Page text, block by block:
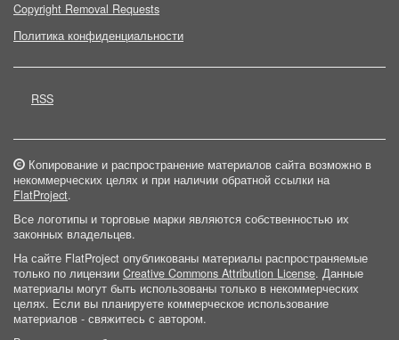
Copyright Removal Requests
Политика конфиденциальности
RSS
Копирование и распространение материалов сайта возможно в
некоммерческих целях и при наличии обратной ссылки на
FlatProject.
Все логотипы и торговые марки являются собственностью их
законных владельцев.
На сайте FlatProject опубликованы материалы распространяемые
только по лицензии Creative Commons Attribution License. Данные
материалы могут быть использованы только в некоммерческих
целях. Если вы планируете коммерческое использование
материалов - свяжитесь с автором.